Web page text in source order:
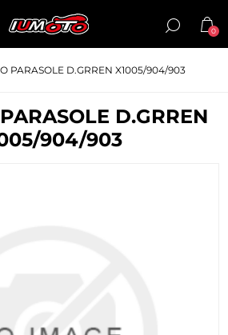
0
PARASOLE D.GRREN X1005/904/903
D.GRREN
904/903